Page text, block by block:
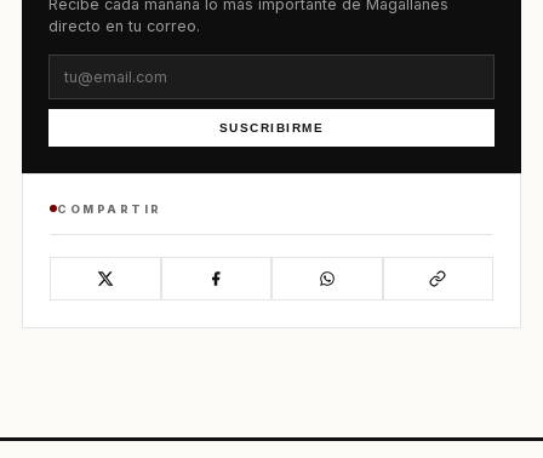
Recibe cada mañana lo más importante de Magallanes
directo en tu correo.
SUSCRIBIRME
COMPARTIR